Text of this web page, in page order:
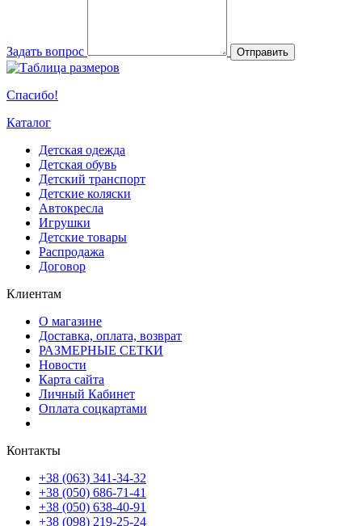
Задать вопрос Отправить
Спасибо!
Каталог
Детская одежда
Детская обувь
Детский транспорт
Детские коляски
Автокресла
Игрушки
Детские товары
Распродажа
Договор
Клиентам
О магазине
Доставка, оплата, возврат
РАЗМЕРНЫЕ СЕТКИ
Новости
Карта сайта
Личный Кабинет
Оплата соцкартами
Контакты
+38 (063) 341-34-32
+38 (050) 686-71-41
+38 (050) 638-40-91
+38 (098) 219-25-24